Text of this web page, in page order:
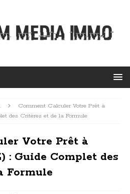
Comment Calculer Votre Prêt à
des Critères et de la Formule
Votre Prêt à
: Guide Complet des
Formule